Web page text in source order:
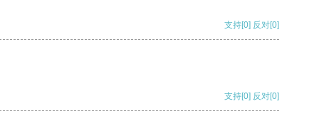
支持[0] 反对[0]
支持[0] 反对[0]